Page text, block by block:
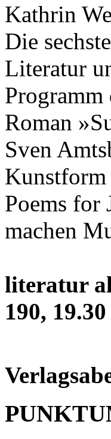
Kathrin
Die
Literatur
Roman
Sven
Kunstform
Poems for
machen
literatur
190,